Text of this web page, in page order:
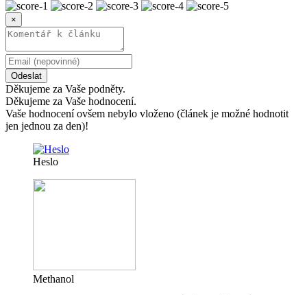
×
Odeslat
Děkujeme za Vaše podněty.
Děkujeme za Vaše hodnocení.
Vaše hodnocení ovšem nebylo vloženo (článek je možné hodnotit
jen jednou za den)!
Heslo
Methanol